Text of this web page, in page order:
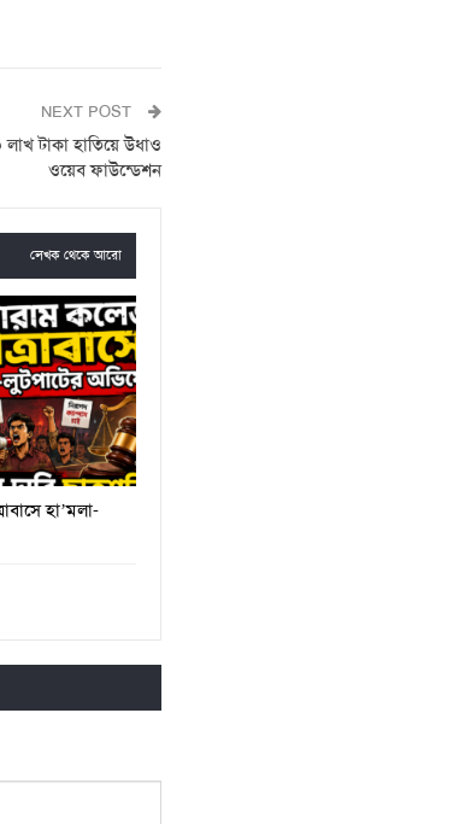
NEXT POST
টাকা হাতিয়ে উধাও
ওয়েব ফাউন্ডেশন
লেখক থেকে আরো
হা’মলা-